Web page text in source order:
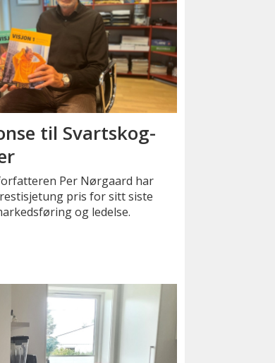
til Svartskog-
Per Nørgaard har
pris for sitt siste
og ledelse.